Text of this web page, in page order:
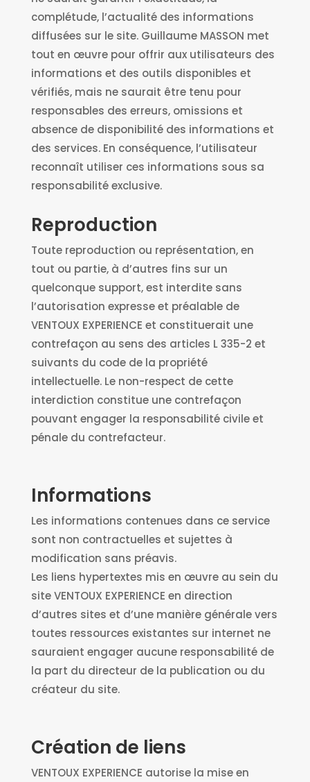
complétude, l’actualité des informations
diffusées sur le site. Guillaume MASSON met
tout en œuvre pour offrir aux utilisateurs des
informations et des outils disponibles et
vérifiés, mais ne saurait être tenu pour
responsables des erreurs, omissions et
absence de disponibilité des informations et
des services. En conséquence, l’utilisateur
reconnaît utiliser ces informations sous sa
responsabilité exclusive.
Reproduction
Toute reproduction ou représentation, en
tout ou partie, à d’autres fins sur un
quelconque support, est interdite sans
l’autorisation expresse et préalable de
VENTOUX EXPERIENCE et constituerait une
contrefaçon au sens des articles L 335-2 et
suivants du code de la propriété
intellectuelle. Le non-respect de cette
interdiction constitue une contrefaçon
pouvant engager la responsabilité civile et
pénale du contrefacteur.
Informations
Les informations contenues dans ce service
sont non contractuelles et sujettes à
modification sans préavis.
Les liens hypertextes mis en œuvre au sein du
site VENTOUX EXPERIENCE en direction
d’autres sites et d’une manière générale vers
toutes ressources existantes sur internet ne
sauraient engager aucune responsabilité de
la part du directeur de la publication ou du
créateur du site.
Création de liens
VENTOUX EXPERIENCE autorise la mise en